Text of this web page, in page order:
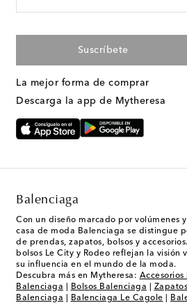
Suscríbete
La mejor forma de comprar
Descarga la app de Mytheresa
Balenciaga
Con un diseño marcado por volúmenes
casa de moda Balenciaga se distingue
de prendas, zapatos, bolsos y
bolsos Le City y Rodeo reflejan la visión
su influencia en el mundo de la moda.
Descubra más en Mytheresa: Accesorios
Balenciaga
Bolsos Balenciaga
Balenciaga
Balenciaga Le Cagole